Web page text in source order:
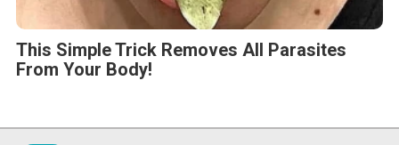
This Simple Trick Removes All Parasites
From Your Body!